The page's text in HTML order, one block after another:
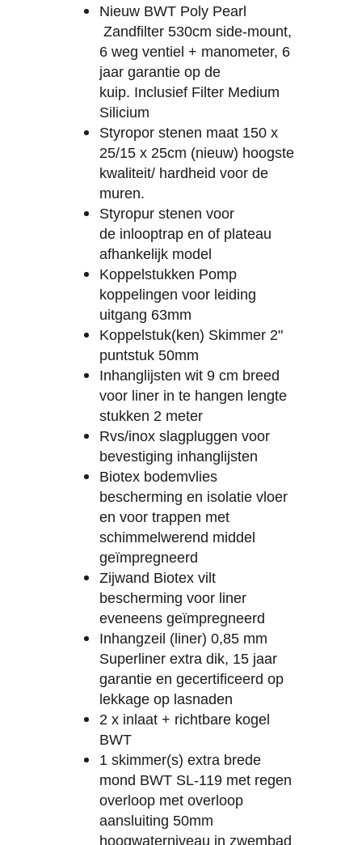
Nieuw BWT Poly Pearl
Zandfilter 530cm side-mount,
6 weg ventiel + manometer, 6
jaar garantie op de
kuip. Inclusief Filter Medium
Silicium
Styropor stenen maat 150 x
25/15 x 25cm (nieuw) hoogste
kwaliteit/ hardheid voor de
muren.
Styropur stenen voor
de inlooptrap en of plateau
afhankelijk model
Koppelstukken Pomp
koppelingen voor leiding
uitgang 63mm
Koppelstuk(ken) Skimmer 2"
puntstuk 50mm
Inhanglijsten wit 9 cm breed
voor liner in te hangen lengte
stukken 2 meter
Rvs/inox slagpluggen voor
bevestiging inhanglijsten
Biotex bodemvlies
bescherming en isolatie vloer
en voor trappen met
schimmelwerend middel
geïmpregneerd
Zijwand Biotex vilt
bescherming voor liner
eveneens geïmpregneerd
Inhangzeil (liner) 0,85 mm
Superliner extra dik, 15 jaar
garantie en gecertificeerd op
lekkage op lasnaden
2 x inlaat + richtbare kogel
BWT
1 skimmer(s) extra brede
mond BWT SL-119 met regen
overloop met overloop
aansluiting 50mm
hoogwaterniveau in zwembad